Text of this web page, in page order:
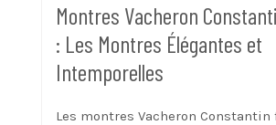
Montres Vacheron
: Les Montres Élégantes et
Intemporelles
Les montres Vacheron